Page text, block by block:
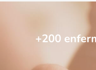
+200